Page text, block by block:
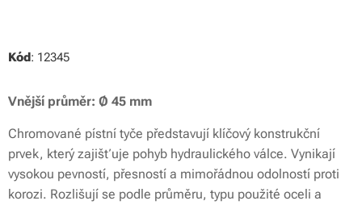
Kód: 12345
Vnější průměr: Ø 45 mm
Chromované pístní tyče představují klíčový konstrukční
prvek, který zajišťuje pohyb hydraulického válce. Vynikají
vysokou pevností, přesností a mimořádnou odolností proti
korozi. Rozlišují se podle průměru, typu použité oceli a